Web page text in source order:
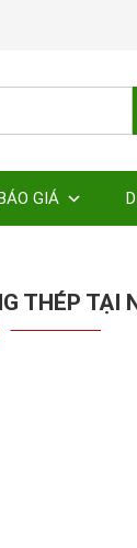
GIÁ
THÉP TẠI